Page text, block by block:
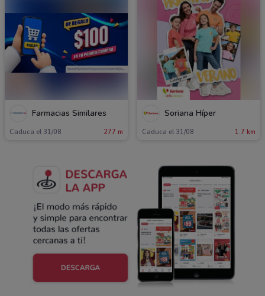
Farmacias Similares
Caduca el 31/08 277 m
Soriana Híper
Caduca el 31/08 1.7 km